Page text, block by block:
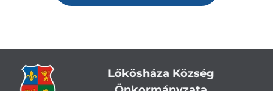
Lőkösháza Község